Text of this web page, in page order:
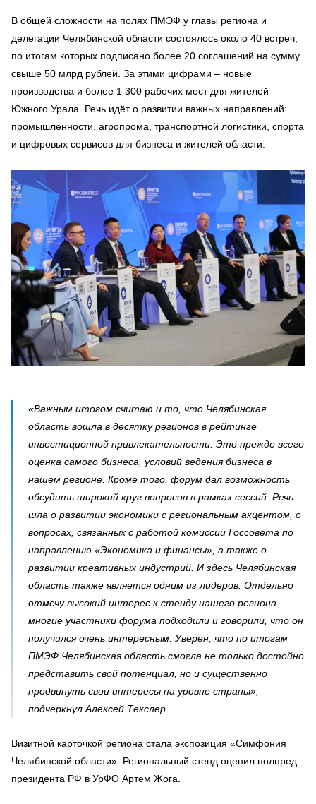
В общей сложности на полях ПМЭФ у главы региона и
делегации Челябинской области состоялось около 40 встреч,
по итогам которых подписано более 20 соглашений на сумму
свыше 50 млрд рублей. За этими цифрами – новые
производства и более 1 300 рабочих мест для жителей
Южного Урала. Речь идёт о развитии важных направлений:
промышленности, агропрома, транспортной логистики, спорта
и цифровых сервисов для бизнеса и жителей области.
«Важным итогом считаю и то, что Челябинская
область вошла в десятку регионов в рейтинге
инвестиционной привлекательности. Это прежде всего
оценка самого бизнеса, условий ведения бизнеса в
нашем регионе. Кроме того, форум дал возможность
обсудить широкий круг вопросов в рамках сессий. Речь
шла о развитии экономики с региональным акцентом, о
вопросах, связанных с работой комиссии Госсовета по
направлению «Экономика и финансы», а также о
развитии креативных индустрий. И здесь Челябинская
область также является одним из лидеров. Отдельно
отмечу высокий интерес к стенду нашего региона –
многие участники форума подходили и говорили, что он
получился очень интересным. Уверен, что по итогам
ПМЭФ Челябинская область смогла не только достойно
представить свой потенциал, но и существенно
продвинуть свои интересы на уровне страны», –
подчеркнул Алексей Текслер.
Визитной карточкой региона стала экспозиция «Симфония
Челябинской области». Региональный стенд оценил полпред
президента РФ в УрФО Артём Жога.